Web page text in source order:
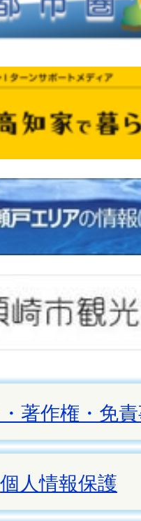
著作権・免
個人情報保護